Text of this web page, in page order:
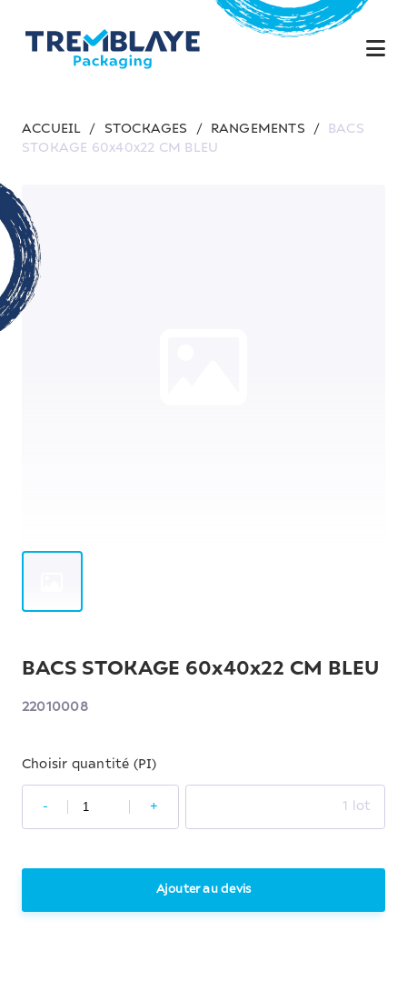
ACCUEIL / STOCKAGES / RANGEMENTS /
BACS
STOKAGE 60x40x22 CM BLEU
BACS STOKAGE 60x40x22 CM BLEU
22010008
Choisir quantité (PI)
- + 1 lot
Ajouter au devis